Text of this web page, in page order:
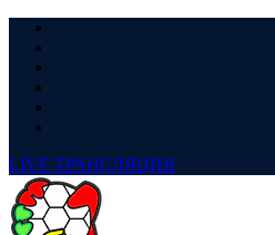
LIVE ТРАНСЛЯЦИЯ